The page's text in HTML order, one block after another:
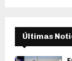
Últimas